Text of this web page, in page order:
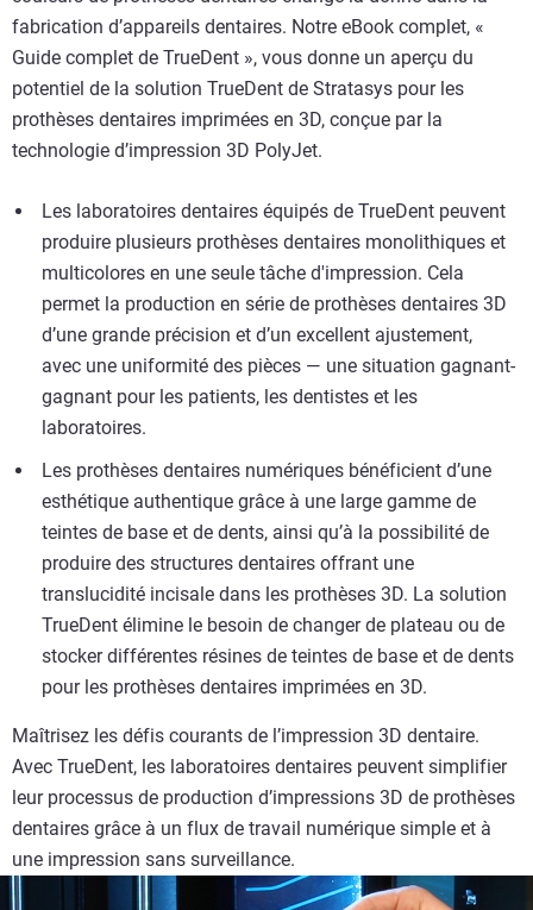
fabrication d’appareils dentaires. Notre eBook complet, «
Guide complet de TrueDent », vous donne un aperçu du
potentiel de la solution TrueDent de Stratasys pour les
prothèses dentaires imprimées en 3D, conçue par la
technologie d’impression 3D PolyJet.
Les laboratoires dentaires équipés de TrueDent peuvent
produire plusieurs prothèses dentaires monolithiques et
multicolores en une seule tâche d'impression. Cela
permet la production en série de prothèses dentaires 3D
d’une grande précision et d’un excellent ajustement,
avec une uniformité des pièces — une situation gagnant-
gagnant pour les patients, les dentistes et les
laboratoires.
Les prothèses dentaires numériques bénéficient d’une
esthétique authentique grâce à une large gamme de
teintes de base et de dents, ainsi qu’à la possibilité de
produire des structures dentaires offrant une
translucidité incisale dans les prothèses 3D. La solution
TrueDent élimine le besoin de changer de plateau ou de
stocker différentes résines de teintes de base et de dents
pour les prothèses dentaires imprimées en 3D.
Maîtrisez les défis courants de l’impression 3D dentaire.
Avec TrueDent, les laboratoires dentaires peuvent simplifier
leur processus de production d’impressions 3D de prothèses
dentaires grâce à un flux de travail numérique simple et à
une impression sans surveillance.